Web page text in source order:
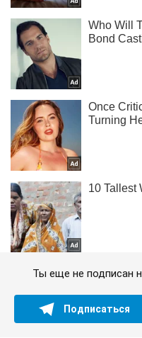
Ты еще не подписан
Подписаться